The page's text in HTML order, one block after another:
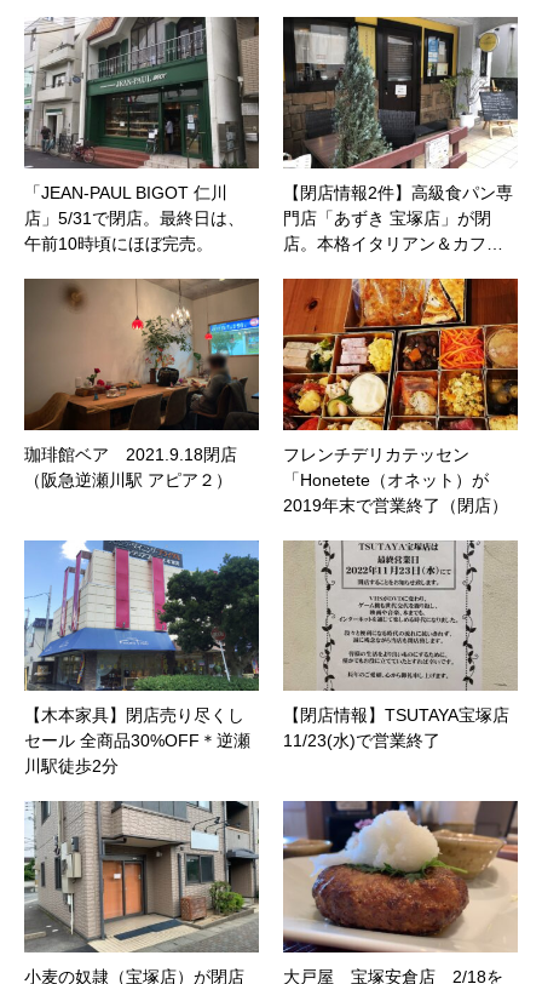
「JEAN-PAUL BIGOT 仁川
店」5/31で閉店。最終日は、
午前10時頃にほぼ完売。
【閉店情報2件】高級食パン専
門店「あずき 宝塚店」が閉
店。本格イタリアン＆カフ…
珈琲館ベア 2021.9.18閉店
（阪急逆瀬川駅 アピア２）
フレンチデリカテッセン
「Honetete（オネット）が
2019年末で営業終了（閉店）
【木本家具】閉店売り尽くし
セール 全商品30%OFF＊逆瀬
川駅徒歩2分
【閉店情報】TSUTAYA宝塚店
11/23(水)で営業終了
小麦の奴隷（宝塚店）が閉店
大戸屋 宝塚安倉店 2/18を